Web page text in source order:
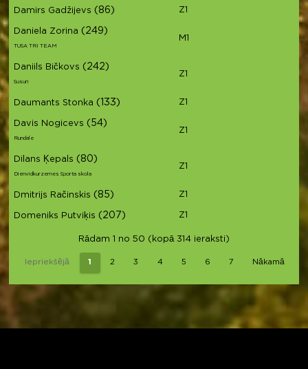
Damirs Gadžijevs (86) Z1
Daniela Zorina (249)
TUSA TRI TEAM
M1
Daniils Bičkovs (242)
Susuri
Z1
Daumants Stonka (133) Z1
Davis Nogicevs (54)
Rundale
Z1
Dilans Ķepals (80)
Dienvidkurzemes Sporta skola
Z1
Dmitrijs Račinskis (85) Z1
Domeniks Putviķis (207) Z1
Rādam 1 no 50 (kopā 314 ieraksti)
Iepriekšējā 1 2 3 4 5 6 7 Nākamā